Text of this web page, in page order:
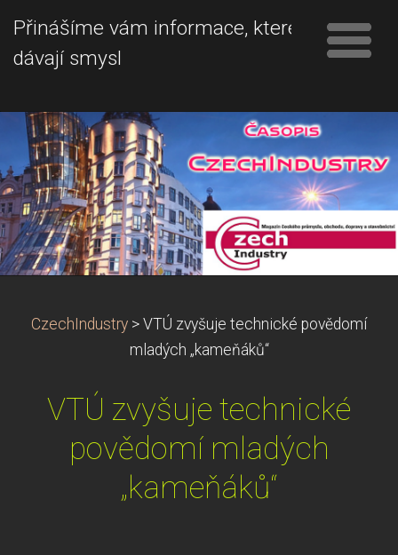
Přinášíme vám informace, které
dávají smysl
CzechIndustry > VTÚ zvyšuje technické povědomí
mladých „kameňáků“
VTÚ zvyšuje technické
povědomí mladých
„kameňáků“